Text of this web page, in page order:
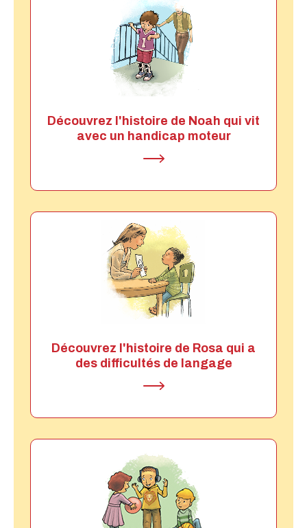
Découvrez l'histoire de Noah qui vit
avec un handicap moteur
Découvrez l'histoire de Rosa qui a
des difficultés de langage